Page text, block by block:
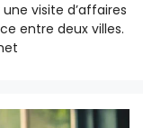
visite d’affaires
entre deux villes.